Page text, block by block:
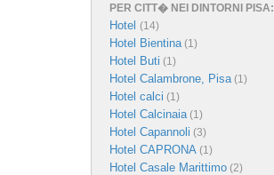
PER CITT� NEI DINTORNI PISA:
Hotel (14)
Hotel Bientina(1)
Hotel Buti (1)
Hotel Calambrone, Pisa(1)
Hotel calci (1)
Hotel Calcinaia(1)
Hotel Capannoli (3)
Hotel CAPRONA (1)
Hotel Casale Marittimo (2)